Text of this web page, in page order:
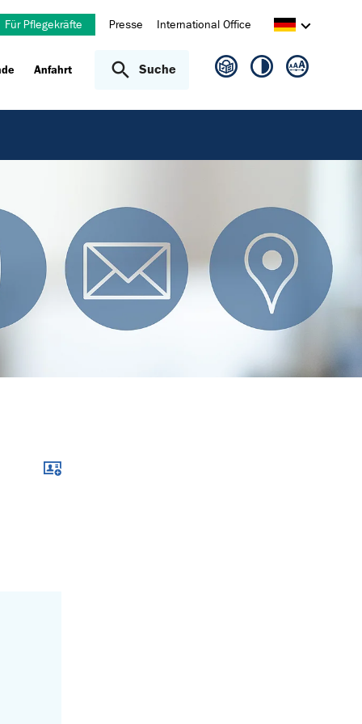
Für Pflegekräfte Presse International Office
Anfahrt Suche
Download im .vcf-Format